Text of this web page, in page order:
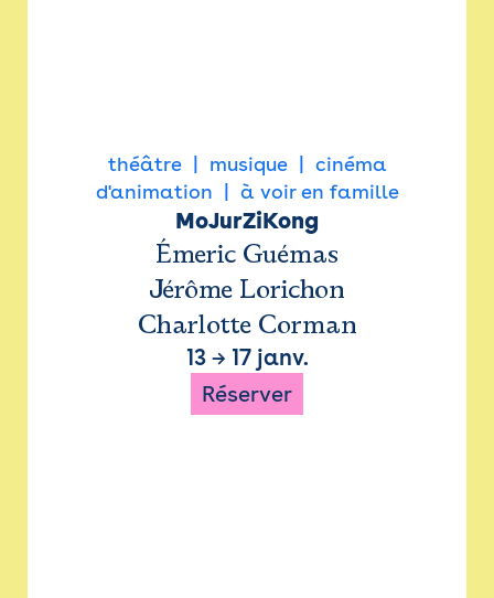
théâtre musique
cinéma
d'animation
à voir en famille
MoJurZiKong
Émeric Guémas
Jérôme Lorichon
Charlotte Corman
13→ 17 janv.
Réserver